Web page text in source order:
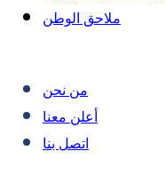
ملاحق الوطن
من نحن
أعلن معنا
اتصل بنا